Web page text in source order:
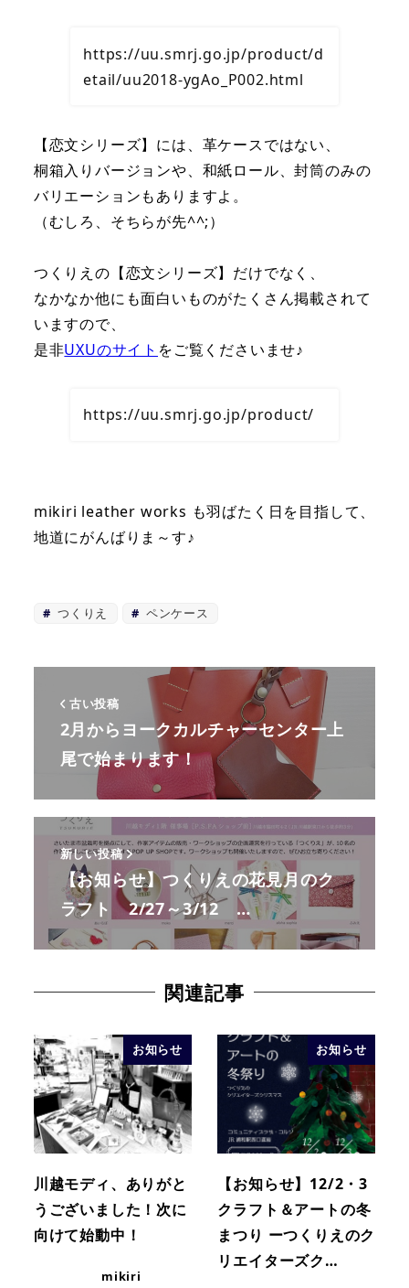
https://uu.smrj.go.jp/product/d
etail/uu2018-ygAo_P002.html
【恋文シリーズ】には、革ケースではない、
桐箱入りバージョンや、和紙ロール、封筒のみの
バリエーションもありますよ。
（むしろ、そちらが先^^;）
つくりえの【恋文シリーズ】だけでなく、
なかなか他にも面白いものがたくさん掲載されて
いますので、
是非UXUのサイト をご覧くださいませ♪
https://uu.smrj.go.jp/product/
mikiri leather works も羽ばたく日を目指して、
地道にがんばりま～す♪
つくりえ ペンケース
古い投稿
2月からヨークカルチャーセンター上
尾で始まります！
新しい投稿
【お知らせ】つくりえの花見月のク
ラフト 2/27～3/12 …
関連記事
お知らせ
川越モディ、ありがと
うございました！次に
向けて始動中！
mikiri
お知らせ
【お知らせ】12/2・3
クラフト＆アートの冬
まつり ーつくりえのク
リエイターズク…